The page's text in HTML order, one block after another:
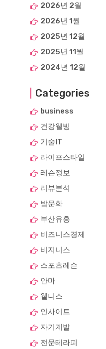
2026년 2월
2026년 1월
2025년 12월
2025년 11월
2024년 12월
Categories
business
건강웰빙
기술IT
라이프스타일
레슨정보
리뷰분석
밤문화
부산유흥
비즈니스경제
비지니스
스포츠레슨
안마
웰니스
인사이트
자기계발
전문테라피